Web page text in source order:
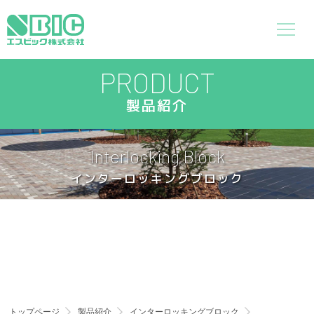
PRODUCT
製品紹介
Interlocking Block
インターロッキングブロック
トップページ 製品紹介 インターロッキングブロック